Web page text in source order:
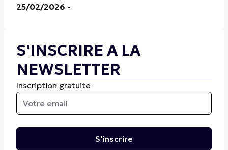
25/02/2026 -
S'INSCRIRE A LA
NEWSLETTER
Inscription gratuite
S'inscrire